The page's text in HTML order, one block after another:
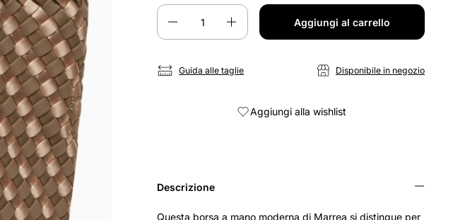
Quantità
Aggiungi al carrello
Guida alle taglie Disponibile in negozio
Aggiungi alla wishlist
Descrizione
Questa borsa a mano moderna di Marrea si distingue per